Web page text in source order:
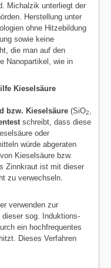
Michalzik unterliegt der
Herstellung unter
ohne Hitzebildung
sowie keine
die man auf den
Nanopartikel, wie in
Kieselsäure
bzw. Kieselsäure (SiO2
schreibt, dass diese
oder
würde abgeraten
von Kieselsäure bzw.
Zinnkraut ist mit dieser
zu verwechseln.
verwenden zur
dieser sog. Induktions-
ein hochfrequentes
Dieses Verfahren